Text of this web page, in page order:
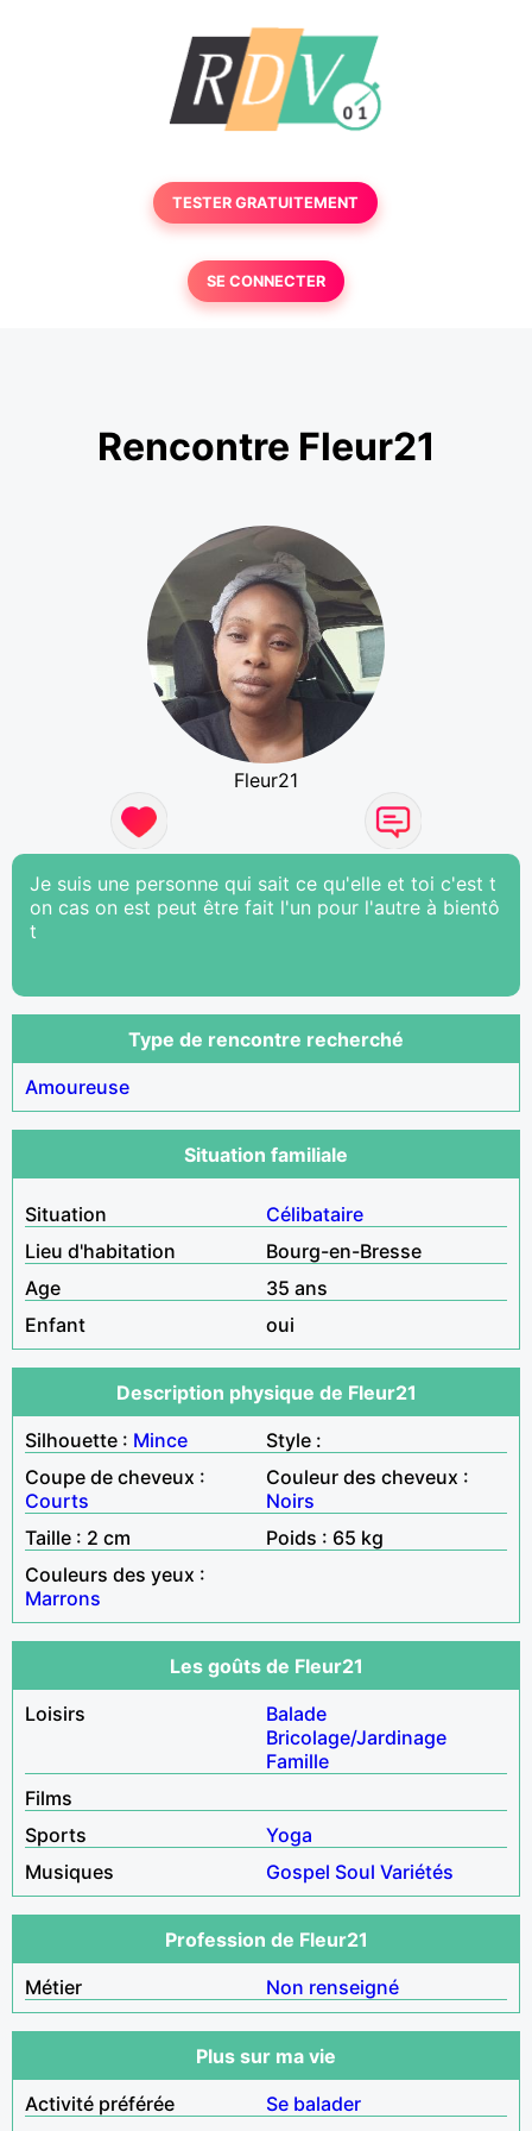
TESTER GRATUITEMENT
SE CONNECTER
Rencontre Fleur21
Fleur21
Je suis une personne qui sait ce qu'elle et toi c'est t
on cas on est peut être fait l'un pour l'autre à bientô
t
Type de rencontre recherché
Amoureuse
Situation familiale
Situation
Célibataire
Lieu d'habitation
Bourg-en-Bresse
Age
35 ans
Enfant
oui
Description physique de Fleur21
Silhouette : Mince
Style :
Coupe de cheveux :
Courts
Couleur des cheveux :
Noirs
Taille : 2 cm
Poids : 65 kg
Couleurs des yeux :
Marrons
Les goûts de Fleur21
Loisirs
Balade
Bricolage/Jardinage
Famille
Films
Sports
Yoga
Musiques
Gospel Soul Variétés
Profession de Fleur21
Métier
Non renseigné
Plus sur ma vie
Activité préférée
Se balader